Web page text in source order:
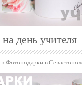
день учителя
Фотоподарки в